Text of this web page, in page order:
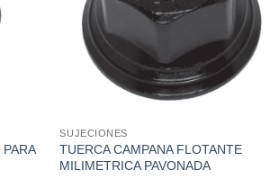
SUJECIONES
TUERCA CAMPANA FLOTANTE
MILIMETRICA PAVONADA